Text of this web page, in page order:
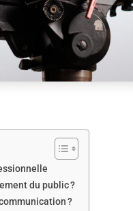
du public ?
?